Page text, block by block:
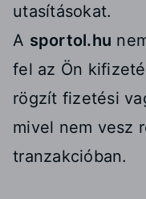
utasításokat.
A sportol.hu
fel az Ön
rögzít fizetési
mivel nem vesz
tranzakcióban.